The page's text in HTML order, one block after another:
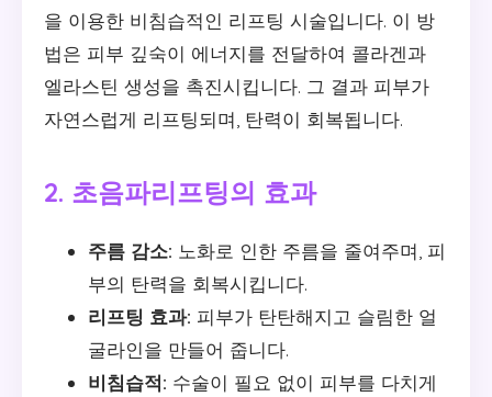
을 이용한 비침습적인 리프팅 시술입니다. 이 방
법은 피부 깊숙이 에너지를 전달하여 콜라겐과
엘라스틴 생성을 촉진시킵니다. 그 결과 피부가
자연스럽게 리프팅되며, 탄력이 회복됩니다.
2. 초음파리프팅의 효과
주름 감소: 노화로 인한 주름을 줄여주며, 피
부의 탄력을 회복시킵니다.
리프팅 효과: 피부가 탄탄해지고 슬림한 얼
굴라인을 만들어 줍니다.
비침습적: 수술이 필요 없이 피부를 다치게